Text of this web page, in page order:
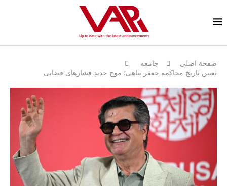
صفحة اصلي
جامعه
تعیین تاریخ محاکمه جعفر پناهی؛ موج جدید فشارهای قضایی